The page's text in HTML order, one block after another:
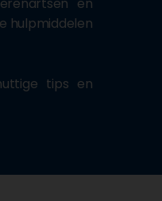
en
hulpmiddelen
tips en